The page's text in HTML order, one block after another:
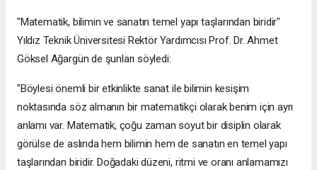
"Matematik, bilimin ve sanatın temel yapı taşlarından biridir"
Yıldız Teknik Üniversitesi Rektör Yardımcısı Prof. Dr. Ahmet
Göksel Ağargün de şunları söyledi:
"Böylesi önemli bir etkinlikte sanat ile bilimin kesişim
noktasında söz almanın bir matematikçi olarak benim için ayrı
anlamı var. Matematik, çoğu zaman soyut bir disiplin olarak
görülse de aslında hem bilimin hem de sanatın en temel yapı
taşlarından biridir. Doğadaki düzeni, ritmi ve oranı anlamamızı